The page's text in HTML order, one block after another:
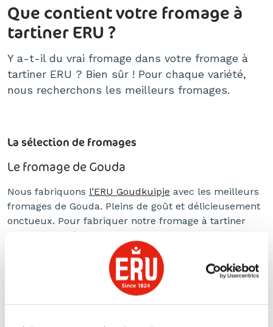
Que contient votre fromage à
tartiner ERU ?
Y a-t-il du vrai fromage dans votre fromage à
tartiner ERU ? Bien sûr ! Pour chaque variété,
nous recherchons les meilleurs fromages.
La sélection de fromages
Le fromage de Gouda
Nous fabriquons l’ERU Goudkuipje avec les meilleurs
fromages de Gouda. Pleins de goût et délicieusement
onctueux. Pour fabriquer notre fromage à tartiner
faible en matières grasses, nous ajoutons un soupçon
Le Roquefort A.O.P